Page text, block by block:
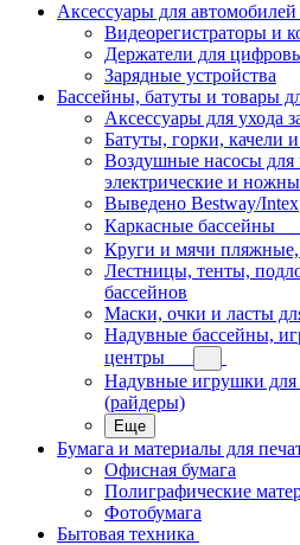
Аксессуары для автомобилей
Видеорегистраторы и
Держатели для
Зарядные устройства
Бассейны, батуты и товары
Аксессуары для ухода
Батуты, горки, качели
Воздушные насосы для
электрические и
Выведено Bestway/Intex
Каркасные бассейны
Круги и мячи
Лестницы, тенты,
бассейнов
Маски, очки и ласты
Надувные бассейны,
центры
Надувные игрушки для
(райдеры)
Еще
Бумага и материалы для
Офисная бумага
Полиграфические
Фотобумага
Бытовая техника